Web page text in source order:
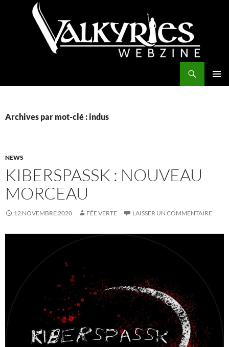
Archives par mot-clé : indus
NEWS
KIBERSPASSK : NOUVEAU
MORCEAU
12 NOVEMBRE 2020 FÉE VERTE LAISSER UN COMMENTAIRE